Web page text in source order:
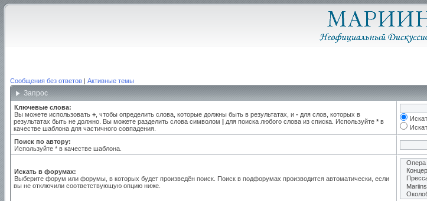
Сообщения без ответов | Активные темы
Запрос
Ключевые слова:
Вы можете использовать + , чтобы определить слова, которые должны быть в результатах, и - для слов, которых в
результатах быть не должно. Вы можете разделить слова символом | для поиска любого слова из списка. Используйте * в
качестве шаблона для частичного совпадения.
Поиск по автору:
Используйте * в качестве шаблона.
Искать в форумах:
Выберите форум или форумы, в которых будет произведён поиск. Поиск в подфорумах производится автоматически, если
вы не отключили соответствующую опцию ниже.